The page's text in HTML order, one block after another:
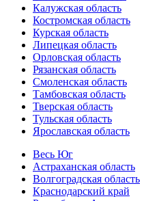
Калужская область
Костромская область
Курская область
Липецкая область
Орловская область
Рязанская область
Смоленская область
Тамбовская область
Тверская область
Тульская область
Ярославская область
Весь Юг
Астраханская область
Волгоградская область
Краснодарский край